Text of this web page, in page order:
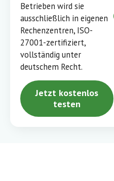
Betrieben wird sie
ausschließlich in eigenen
Rechenzentren, ISO-
27001-zertifiziert,
vollständig unter
deutschem Recht.
Jetzt kostenlos
testen